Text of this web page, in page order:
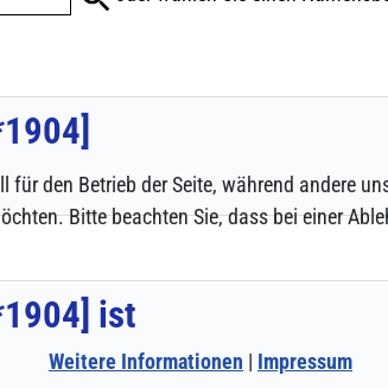
den Betrieb der Seite, während andere
Bitte beachten Sie, dass bei einer
Weitere Informationen | Impressum